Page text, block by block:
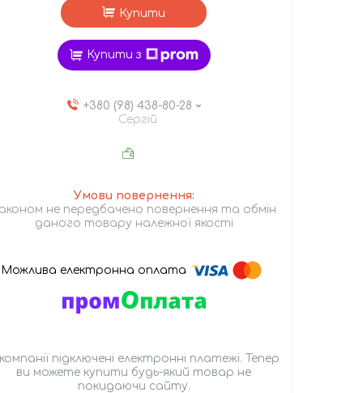
Купити
Купити з
+380 (98) 438-80-28
Сергій
не передбачено повернення та обмін
даного товару належної якості
підключені електронні платежі. Тепер
ви можете купити будь-який товар не
покидаючи сайту.